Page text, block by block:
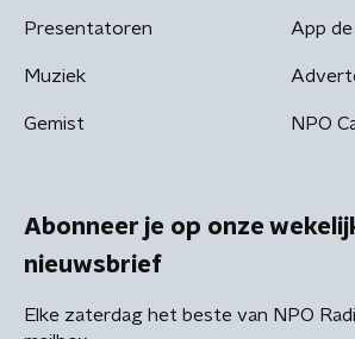
Presentatoren
Muziek
Gemist
App
NPO
Abonneer je op onze
nieuwsbrief
Elke zaterdag het beste van NPO